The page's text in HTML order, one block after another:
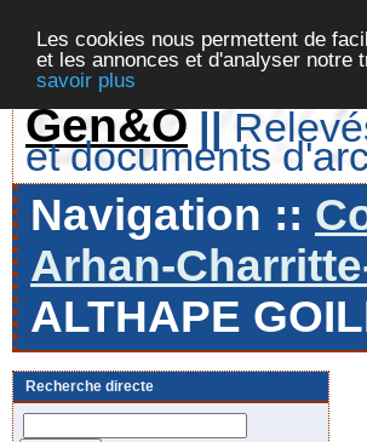
Les cookies nous permettent de
et les annonces et d'analyser
savoir plus
Gen&O ||
et documents
Navigation ::
Arhan-
ALTHAPE
Recherche directe